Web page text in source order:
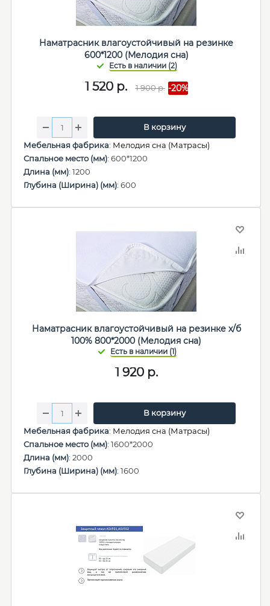
Наматрасник влагоустойчивый на резинке
600*1200 (Мелодия сна)
1 520р. 1 900р. -20%
В корзину
Мебельная фабрика: Мелодия сна (Матрасы)
Спальное место (мм): 600*1200
Длина (мм): 1200
Глубина (Ширина) (мм): 600
Наматрасник влагоустойчивый на резинке х/б
100% 800*2000 (Мелодия сна)
1 920р.
В корзину
Мебельная фабрика: Мелодия сна (Матрасы)
Спальное место (мм): 1600*2000
Длина (мм): 2000
Глубина (Ширина) (мм): 1600